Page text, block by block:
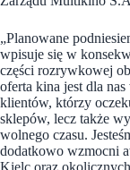
„Planowane
wpisuje się w
części rozrywkowej
oferta kina jest dla
klientów, którzy
sklepów, lecz także
wolnego czasu.
dodatkowo wzmocni
Kielc oraz